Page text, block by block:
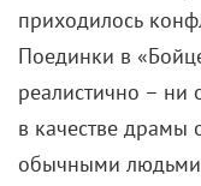
приходилось
Поединки в
реалистично – ни
в качестве
обычными